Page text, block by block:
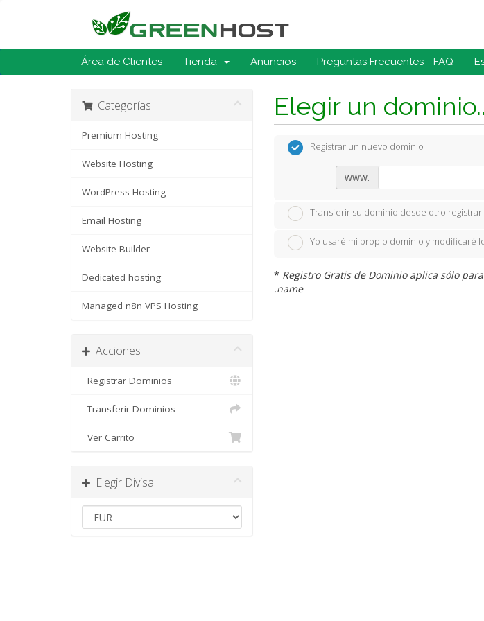
Área de Clientes Tienda Anuncios Preguntas Frecuentes - FAQ
Categorías
Premium Hosting
Website Hosting
WordPress Hosting
Email Hosting
Website Builder
Dedicated hosting
Managed n8n VPS Hosting
Acciones
Registrar Dominios
Transferir Dominios
Ver Carrito
Elegir Divisa
Elegir un
Registrar un nuevo dominio
www.
Transferir su dominio desde otro registrar
Yo usaré mi propio dominio y modificaré
* Registro Gratis de Dominio aplica sólo
.name